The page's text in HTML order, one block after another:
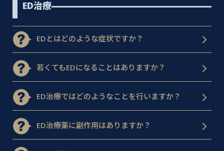
ED治療
EDとはどのような症状ですか？
若くてもEDになることはありますか？
ED治療ではどのようなことを行いますか？
ED治療薬に副作用はありますか？